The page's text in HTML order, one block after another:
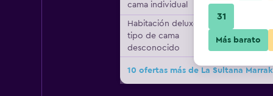
cama individual
Habitación deluxe,
tipo de cama
desconocido
10 ofertas más de La Sultana
31
Más barato